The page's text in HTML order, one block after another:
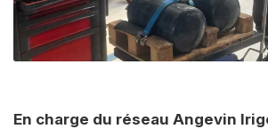
En charge du réseau Angevin